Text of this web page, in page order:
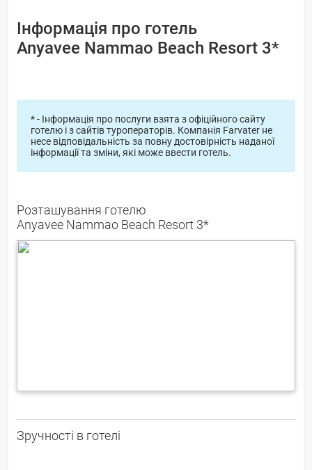
Інформація про готель
Anyavee Nammao Beach Resort 3*
* - Інформація про послуги взята з офіційного сайту
готелю і з сайтів туроператорів. Компанія Farvater не
несе відповідальність за повну достовірність наданої
інформації та зміни, які може ввести готель.
Розташування готелю
Anyavee Nammao Beach Resort 3*
Зручності в готелі